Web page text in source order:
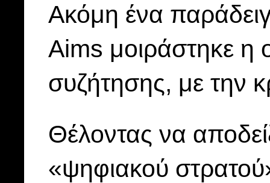
Ακόμη ένα
Aims μοιράστηκε η
συζήτησης, με την
Θέλοντας να
«ψηφιακού